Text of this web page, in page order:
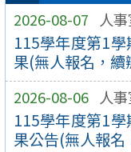
2026-08-07 人
115學年度第1
果(無人報名，
2026-08-06 人
115學年度第1
果公告(無人報